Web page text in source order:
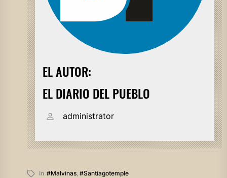
EL AUTOR:
EL DIARIO DEL PUEBLO
administrator
In #malvinas, #santiagotemple